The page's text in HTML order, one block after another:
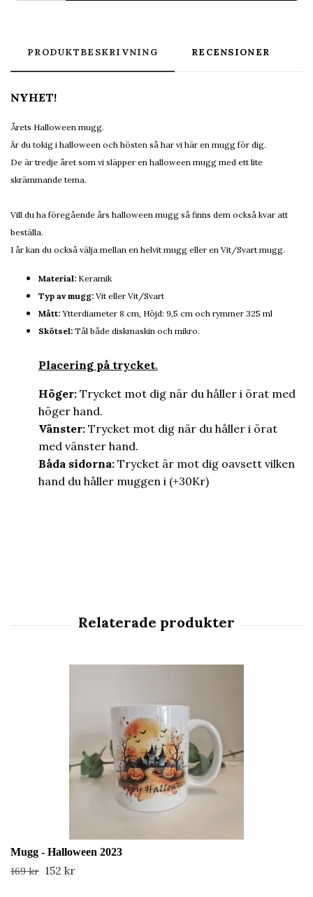
PRODUKTBESKRIVNING RECENSIONER
NYHET!
Årets Halloween mugg.
Är du tokig i halloween och hösten så har vi här en mugg för dig.
De är tredje året som vi släpper en halloween mugg med ett lite
skrämmande tema.
Vill du ha föregående års halloween mugg så finns dem också kvar att
beställa.
I år kan du också välja mellan en helvit mugg eller en Vit/Svart mugg.
Material: Keramik
Typ av mugg: Vit eller Vit/Svart
Mått: Ytterdiameter 8 cm, Höjd: 9,5 cm och rymmer 325 ml
Skötsel: Tål både diskmaskin och mikro.
Placering på trycket.
Höger: Trycket mot dig när du håller i örat med
höger hand.
Vänster: Trycket mot dig när du håller i örat
med vänster hand.
Båda sidorna: Trycket är mot dig oavsett vilken
hand du håller muggen i (+30Kr)
Mugg - Halloween 2023
169 kr 152 kr